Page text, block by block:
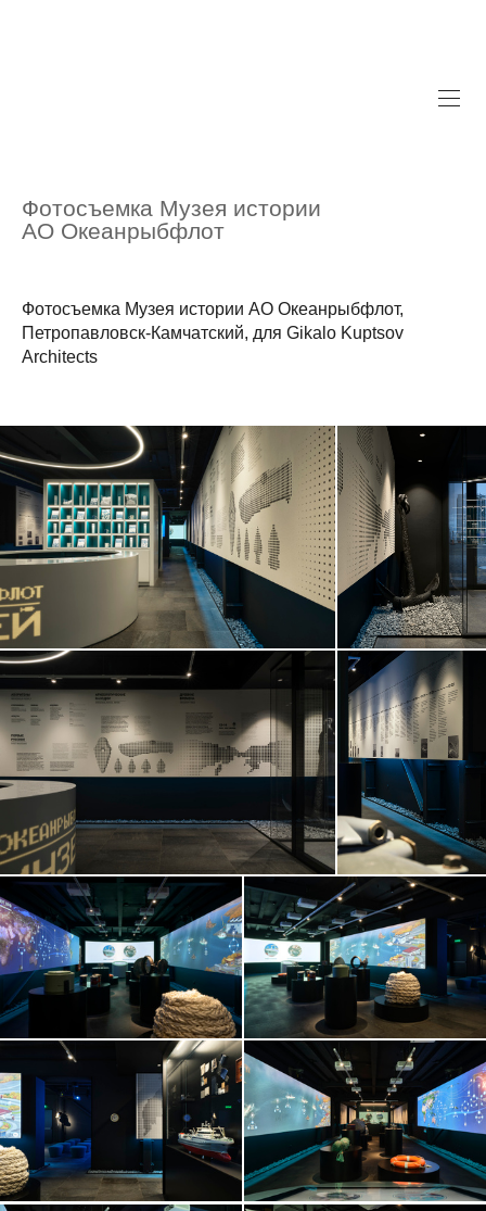
Фотосъемка Музея истории
АО Океанрыбфлот
Фотосъемка Музея истории АО Океанрыбфлот,
Петропавловск-Камчатский, для Gikalo Kuptsov
Architects